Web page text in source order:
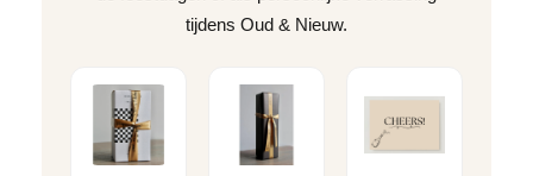
tijdens Oud & Nieuw.